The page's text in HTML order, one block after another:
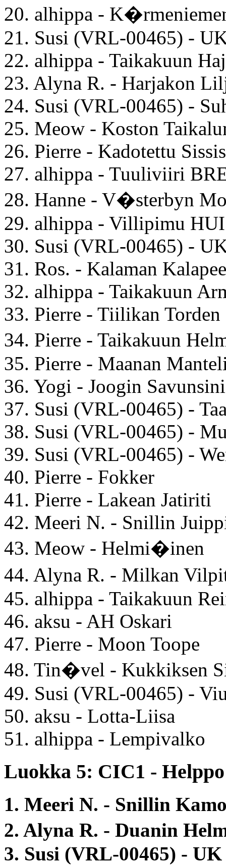
20. alhippa -
21. Susi (VRL-00465) -
22. alhippa - Taikakuun
23. Alyna R. - Harjakon
24. Susi (VRL-00465) -
25. Meow - Koston
26. Pierre - Kadotettu
27. alhippa - Tuuliviiri
28. Hanne - V�sterbyn
29. alhippa - Villipimu HUI
30. Susi (VRL-00465) -
31. Ros. - Kalaman
32. alhippa - Taikakuun
33. Pierre - Tiilikan Torden
34. Pierre - Taikakuun
35. Pierre - Maanan
36. Yogi - Joogin Savunsini
37. Susi (VRL-00465) -
38. Susi (VRL-00465) -
39. Susi (VRL-00465) -
40. Pierre - Fokker
41. Pierre - Lakean Jatiriti
42. Meeri N. - Snillin
43. Meow - Helmi�inen
44. Alyna R. - Milkan
45. alhippa - Taikakuun
46. aksu - AH Oskari
47. Pierre - Moon Toope
48. Tin�vel - Kukkiksen
49. Susi (VRL-00465) -
50. aksu - Lotta-Liisa
51. alhippa - Lempivalko
Luokka 5: CIC1 -
1. Meeri N. - Snillin
2. Alyna R. - Duanin
3. Susi (VRL-00465) -